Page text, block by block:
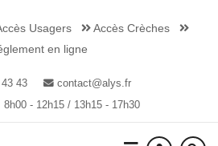
Usagers
Accès Crèches
en ligne
43
contact@alys.fr
8h00 - 12h15 / 13h15 - 17h30